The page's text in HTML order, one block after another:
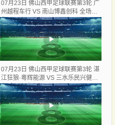
07月23日 佛山西甲足球联赛第3轮 广
州越程车行 VS 南山博鑫创科 全场录
像
07月23日 佛山西甲足球联赛第3轮 湛
江狂狼·粵辉能源 VS 三水乐民兴健力
宝 全场录像